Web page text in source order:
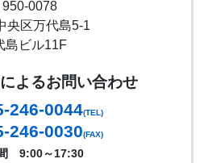
950-0078
央区万代島5-1
島ビル11F
よるお問い合わせ
246-0044(TEL)
246-0030(FAX)
9:00～17:30